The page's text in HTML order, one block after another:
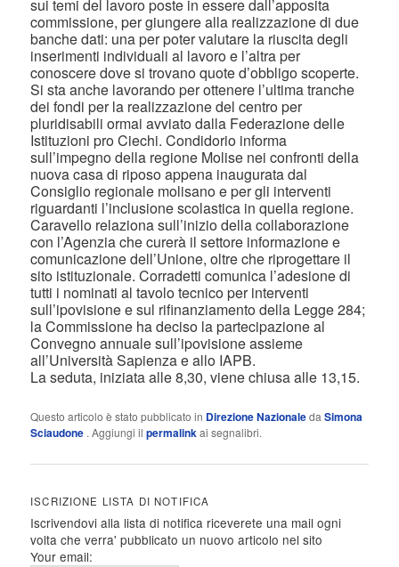
sui temi del lavoro poste in essere dall’apposita
commissione, per giungere alla realizzazione di due
banche dati: una per poter valutare la riuscita degli
inserimenti individuali al lavoro e l’altra per
conoscere dove si trovano quote d’obbligo scoperte.
Si sta anche lavorando per ottenere l’ultima tranche
dei fondi per la realizzazione del centro per
pluridisabili ormai avviato dalla Federazione delle
Istituzioni pro Ciechi. Condidorio informa
sull’impegno della regione Molise nei confronti della
nuova casa di riposo appena inaugurata dal
Consiglio regionale molisano e per gli interventi
riguardanti l’inclusione scolastica in quella regione.
Caravello relaziona sull’inizio della collaborazione
con l’Agenzia che curerà il settore informazione e
comunicazione dell’Unione, oltre che riprogettare il
sito istituzionale. Corradetti comunica l’adesione di
tutti i nominati al tavolo tecnico per interventi
sull’ipovisione e sul rifinanziamento della Legge 284;
la Commissione ha deciso la partecipazione al
Convegno annuale sull’ipovisione assieme
all’Università Sapienza e allo IAPB.
La seduta, iniziata alle 8,30, viene chiusa alle 13,15.
Questo articolo è stato pubblicato in Direzione NazionaledaSimona
Sciaudone . Aggiungi ilpermalinkai segnalibri.
ISCRIZIONE LISTA DI NOTIFICA
Iscrivendovi alla lista di notifica riceverete una mail ogni
volta che verra' pubblicato un nuovo articolo nel sito
Your email: